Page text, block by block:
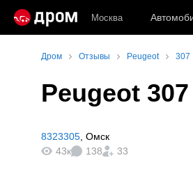
Москва
Дром Отзывы Peugeot 307
Peugeot
8323305 Омск
43к
138 33